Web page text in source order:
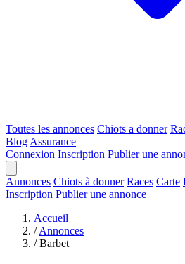
Toutes les annonces Chiots a donner
Blog Assurance
Connexion Inscription Publier une
Annonces Chiots à donner Races Carte
Inscription Publier une annonce
Accueil
/ Annonces
/ Barbet